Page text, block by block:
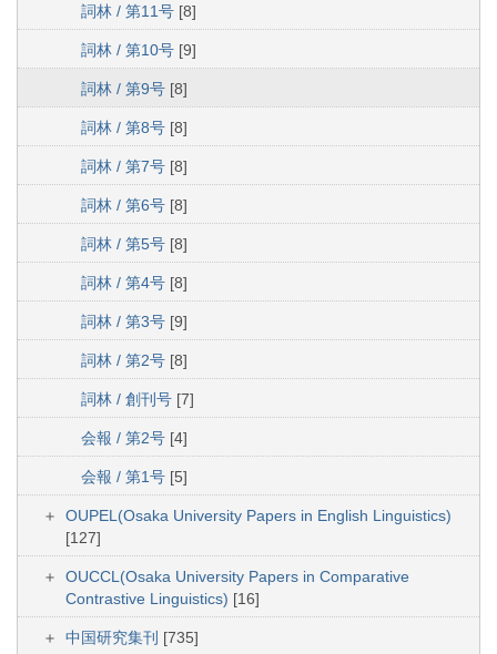
詞林 / 第11号 [8]
詞林 / 第10号 [9]
詞林 / 第9号 [8]
詞林 / 第8号 [8]
詞林 / 第7号 [8]
詞林 / 第6号 [8]
詞林 / 第5号 [8]
詞林 / 第4号 [8]
詞林 / 第3号 [9]
詞林 / 第2号 [8]
詞林 / 創刊号 [7]
会報 / 第2号 [4]
会報 / 第1号 [5]
OUPEL(Osaka University Papers in English Linguistics)
[127]
OUCCL(Osaka University Papers in Comparative
Contrastive Linguistics) [16]
中国研究集刊 [735]